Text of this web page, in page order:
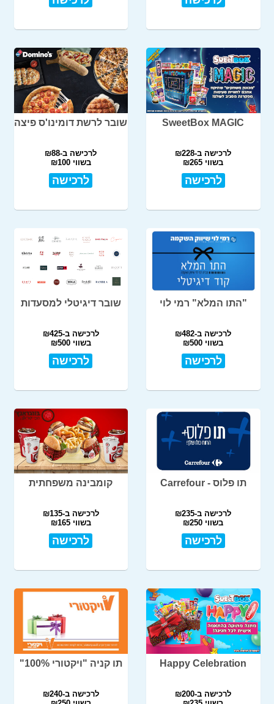
SweetBox MAGIC
לרכישה ב-₪228
בשווי ₪265
לרכישה
שובר לרשת דומינו'ס פיצה
לרכישה ב-₪88
בשווי ₪100
לרכישה
"התו המלא" רמי לוי
לרכישה ב-₪482
בשווי ₪500
לרכישה
שובר דיגיטלי למסעדות
לרכישה ב-₪425
בשווי ₪500
לרכישה
תו פלוס - Carrefour
לרכישה ב-₪235
בשווי ₪250
לרכישה
קומבינה משפחתית
לרכישה ב-₪135
בשווי ₪165
לרכישה
Happy Celebration
לרכישה ב-₪200
תו קניה "ויקטורי 100%"
לרכישה ב-₪240